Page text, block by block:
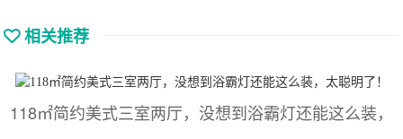
相关推荐
118㎡简约美式三室两厅，没想到浴霸灯还能这么装，